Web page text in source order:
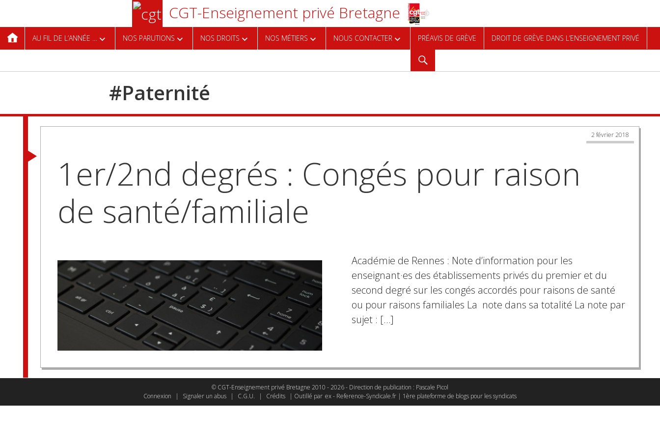
contenu
principal
CGT-Enseignement privé Bretagne
AU FIL DE L’ANNÉE … NOS PARUTIONS NOS DROITS NOS MÉTIERS NOUS CONTACTER PRÉAVIS DE GRÈVE DROIT DE GRÈVE DANS L’ENSEIGNEMENT PRIVÉ
Recherche
#Paternité
2 février 2018
1er/2nd degrés : Congés pour raison
de santé/familiale
Académie de Rennes : Note d’information pour les
enseignant·es des établissements privés du premier et du
second degré sur les congés accordés pour raisons de santé
ou pour raisons familiales La note dans sa totalité La note par
sujet : […]
© CGT-Enseignement privé Bretagne 2010 - 2026 - Direction de publication : Pascale Picol
Connexion
| Signaler un abus | C.G.U. | Crédits | Outillé par ex - Reference-Syndicale.fr | 1ère plateforme de blogs pour les syndicats